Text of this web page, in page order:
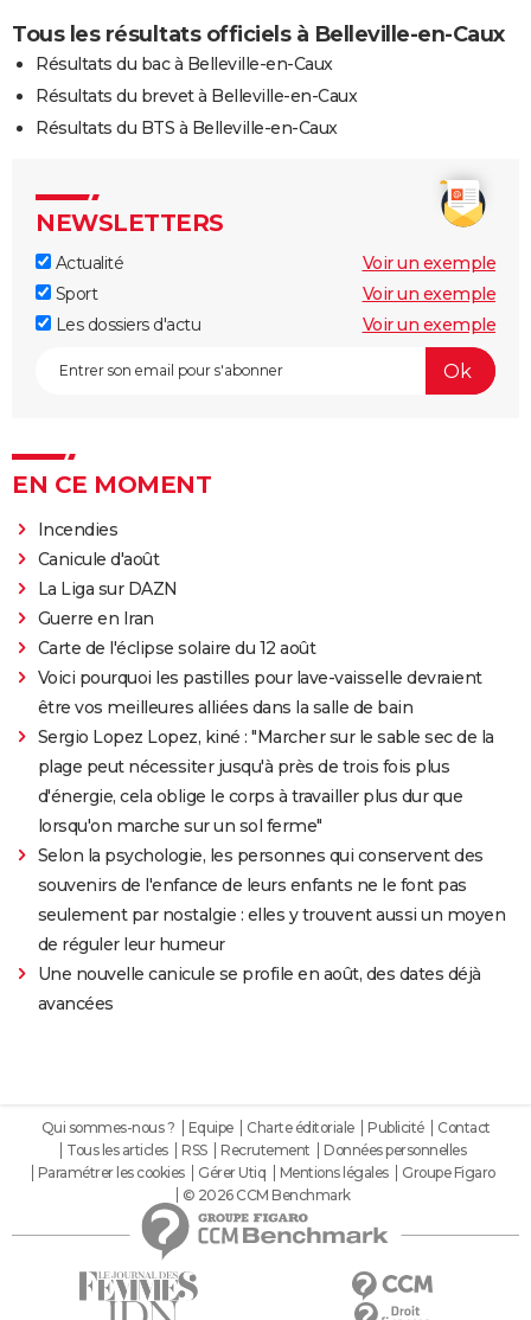
Tous les résultats officiels à Belleville-en-Caux
Résultats du bac à Belleville-en-Caux
Résultats du brevet à Belleville-en-Caux
Résultats du BTS à Belleville-en-Caux
NEWSLETTERS
Actualité
Voir un exemple
Sport
Voir un exemple
Les dossiers d'actu
Voir un exemple
EN CE MOMENT
Incendies
Canicule d'août
La Liga sur DAZN
Guerre en Iran
Carte de l'éclipse solaire du 12 août
Voici pourquoi les pastilles pour lave-vaisselle devraient
être vos meilleures alliées dans la salle de bain
Sergio Lopez Lopez, kiné : "Marcher sur le sable sec de la
plage peut nécessiter jusqu'à près de trois fois plus
d'énergie, cela oblige le corps à travailler plus dur que
lorsqu'on marche sur un sol ferme"
Selon la psychologie, les personnes qui conservent des
souvenirs de l'enfance de leurs enfants ne le font pas
seulement par nostalgie : elles y trouvent aussi un moyen
de réguler leur humeur
Une nouvelle canicule se profile en août, des dates déjà
avancées
Qui sommes-nous ? Equipe Charte éditoriale Publicité
Contact
Tous les articles
RSS Recrutement
Données personnelles
Paramétrer les cookies
Gérer Utiq Mentions légales
Groupe Figaro
© 2026 CCM Benchmark